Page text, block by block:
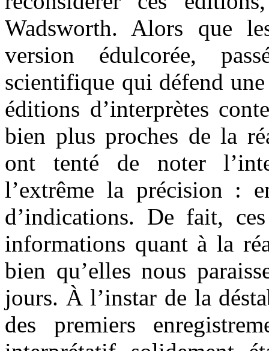
Wadsworth. Alors que
version édulcorée,
scientifique qui défend
éditions d’interprètes
bien plus proches de la
ont tenté de noter
l’extrême la précision :
d’indications. De fait,
informations quant à la
bien qu’elles nous
jours. À l’instar de la
des premiers